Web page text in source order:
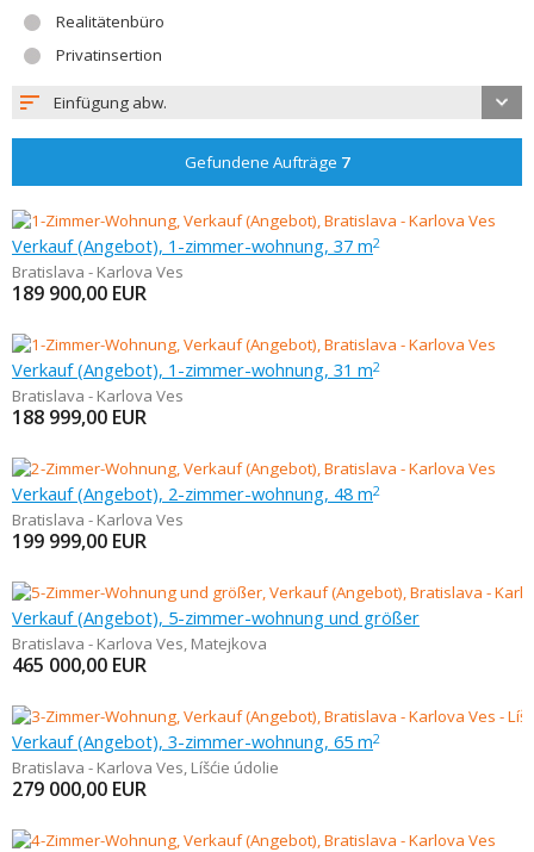
Realitätenbüro
Privatinsertion
Einfügung abw.
Gefundene Aufträge 7
Verkauf (Angebot), 1-zimmer-wohnung, 37 m2
Bratislava - Karlova Ves
189 900,00 EUR
Verkauf (Angebot), 1-zimmer-wohnung, 31 m2
Bratislava - Karlova Ves
188 999,00 EUR
Verkauf (Angebot), 2-zimmer-wohnung, 48 m2
Bratislava - Karlova Ves
199 999,00 EUR
Verkauf (Angebot), 5-zimmer-wohnung und größer
Bratislava - Karlova Ves, Matejkova
465 000,00 EUR
Verkauf (Angebot), 3-zimmer-wohnung, 65 m2
Bratislava - Karlova Ves, Líšćie údolie
279 000,00 EUR